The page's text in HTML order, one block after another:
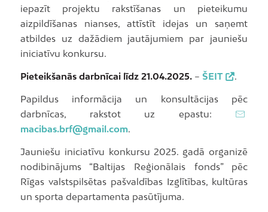
iepazīt projektu rakstīšanas un pieteikumu
aizpildīšanas nianses, attīstīt idejas un saņemt
atbildes uz dažādiem jautājumiem par jauniešu
iniciatīvu konkursu.
Pieteikšanās darbnīcai līdz 21.04.2025.– ŠEIT .
Papildus informācija un konsultācijas pēc
darbnīcas, rakstot uz epastu:
macibas.brf@gmail.com.
Jauniešu iniciatīvu konkursu 2025. gadā organizē
nodibinājums “Baltijas Reģionālais fonds” pēc
Rīgas valstspilsētas pašvaldības Izglītības, kultūras
un sporta departamenta pasūtījuma.